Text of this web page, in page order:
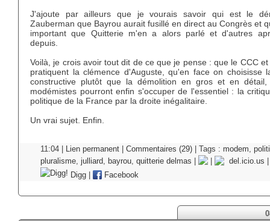
J'ajoute par ailleurs que je vourais savoir qui est le
Zauberman que Bayrou aurait fusillé en direct au Congrès et
important que Quitterie m'en a alors parlé et d'autres
depuis.
Voilà, je crois avoir tout dit de ce que je pense : que le CCC
pratiquent la clémence d'Auguste, qu'en face on choisisse
constructive plutôt que la démolition en gros et en
modémistes pourront enfin s'occuper de l'essentiel : la
politique de la France par la droite inégalitaire.
Un vrai sujet. Enfin.
11:04 | Lien permanent Commentaires (29) | Tags : modem,
pluralisme, julliard, bayrou, quitterie delmas del.icio.us
Digg
Facebook